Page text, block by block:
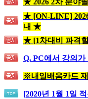
★ 2026 2차 분야
★ [ON-LINE]
내 ★
★ [1차대비 파격
Q. PC에서 강의
※내일배움카드
[2020년 1월 1일